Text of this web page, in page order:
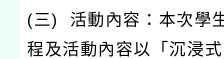
(三) 活動內容：本次學
程及活動內容以「沉浸